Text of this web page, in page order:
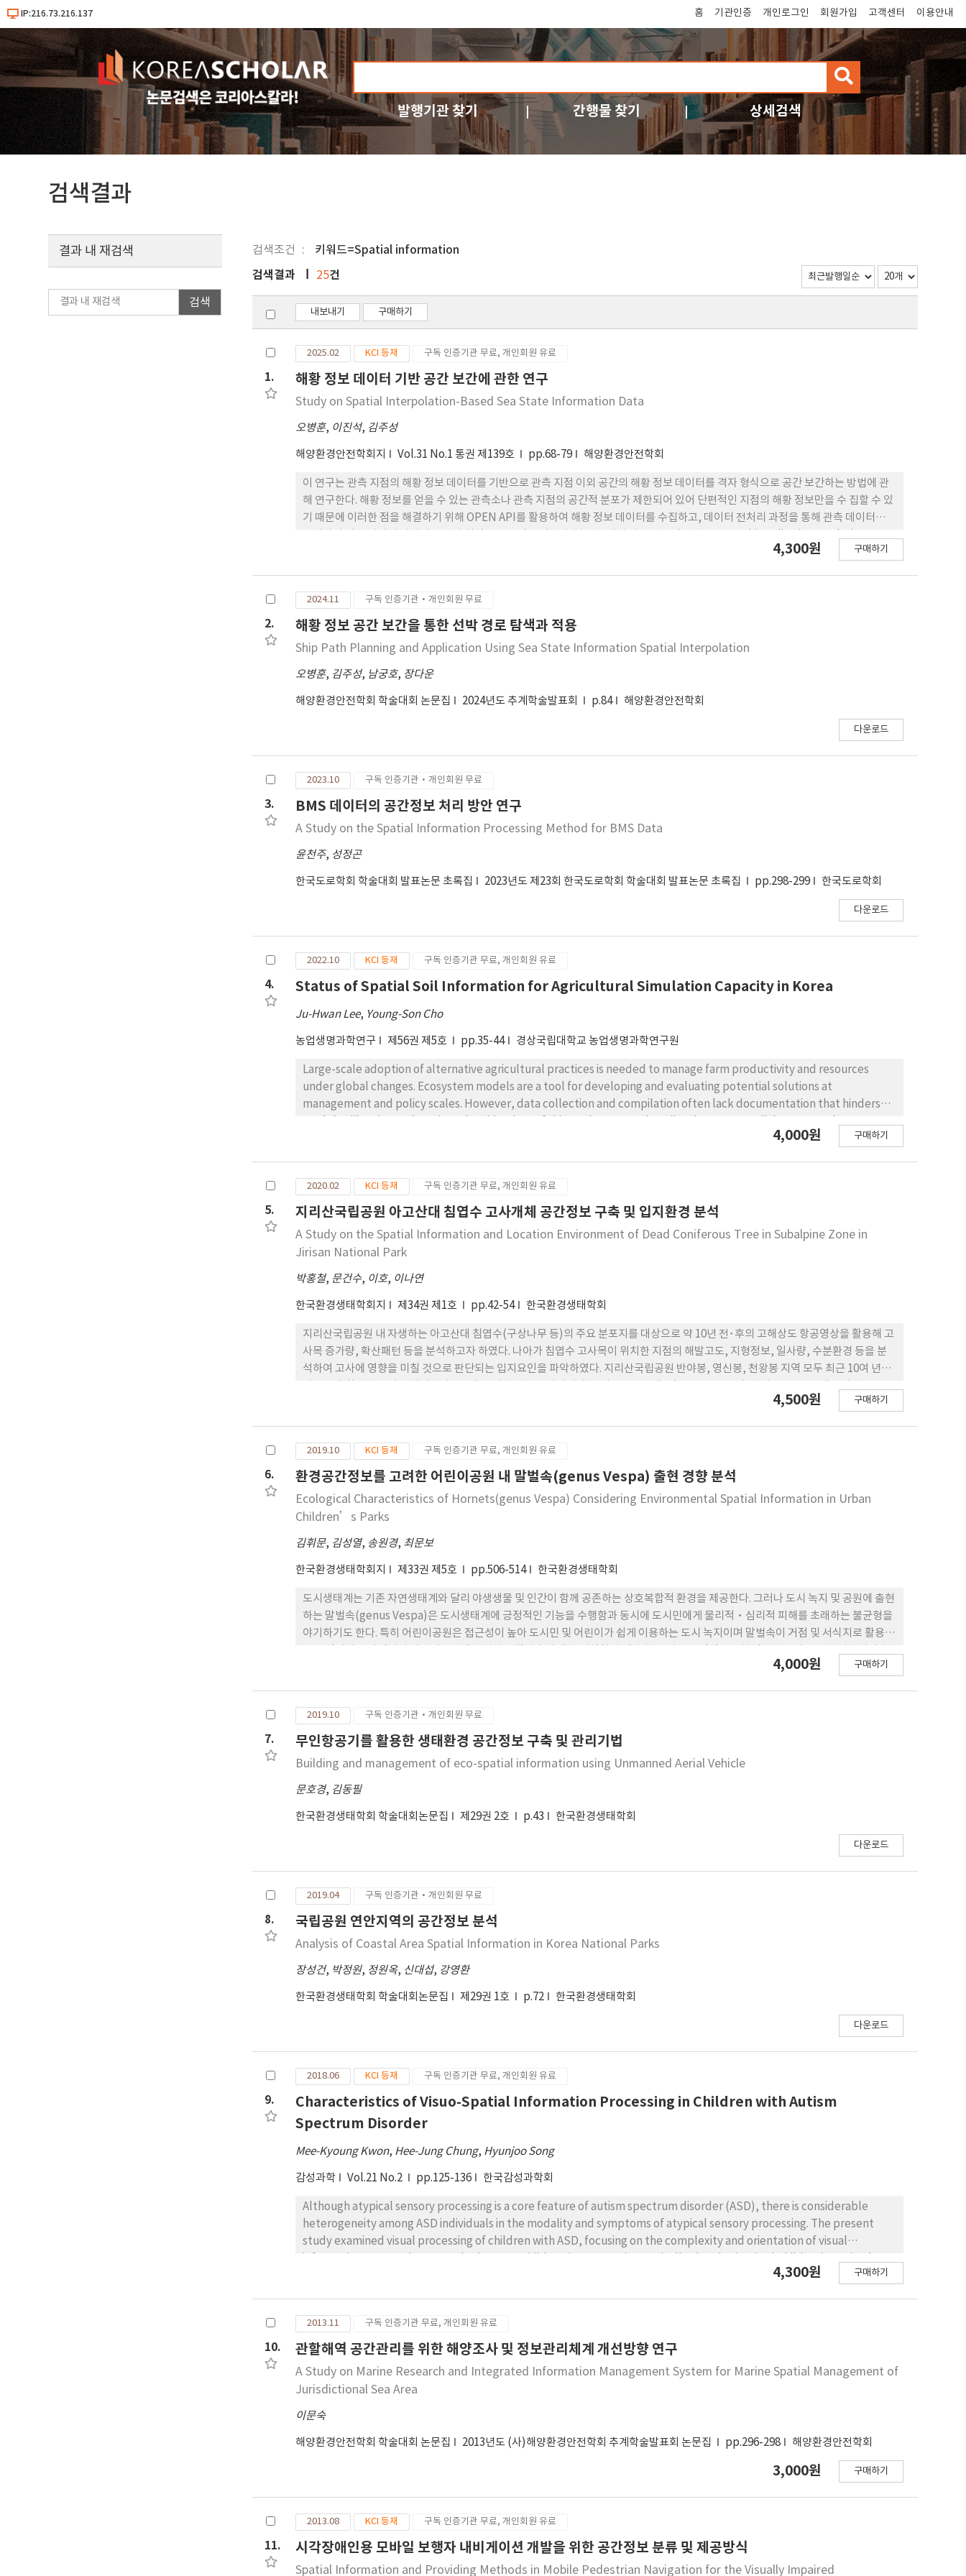
IP:216.73.216.137 홈 기관인증 개인로그인 회원가입 고객센터 이용안내
검
색
발행기관 찾기 간행물 찾기 상세검색
검색결과
검색조건 키워드=Spatial information
결과 내 재검색
검색
검색결과 25건
내보내기 구매하기
1.
2025.02 KCI 등재 구독 인증기관 무료, 개인회원 유료
해황 정보 데이터 기반 공간 보간에 관한 연구
Study on Spatial Interpolation-Based Sea State Information Data
오병훈, 이진석, 김주성
해양환경안전학회지 Vol.31 No.1 통권 제139호 pp.68-79 해양환경안전학회
이 연구는 관측 지점의 해황 정보 데이터를 기반으로 관측 지점 이외 공간의 해황 정보 데이터를 격자 형식으로 공간 보간하는 방법에 관
해 연구한다. 해황 정보를 얻을 수 있는 관측소나 관측 지점의 공간적 분포가 제한되어 있어 단편적인 지점의 해황 정보만을 수 집할 수 있
기 때문에 이러한 점을 해결하기 위해 OPEN API를 활용하여 해황 정보 데이터를 수집하고, 데이터 전처리 과정을 통해 관측 데이터가
Linear extrapolation, Kriging 3가지 방법을 사용하였고 각 보간 결과의 비교 분석을 통해 보간 결과의 정확도와 공간 보간에 활용 가
간 보 간된 데이터는 평균 풍속 및 풍향, 평균 조류 속도 및 방향 등 선박의 조종성에 영향을 미치는 요인을 정밀하게 계산하는 데 활용 가
능하 며 선박 항해 경로를 따라 영향을 받는 외력을 파악, 이를 통해 안전성과 경제성을 모두 고려한 경로 탐색에 활용할 수 있을 것으로
4,300원 구매하기
2.
2024.11 구독 인증기관·개인회원 무료
해황 정보 공간 보간을 통한 선박 경로 탐색과 적용
Ship Path Planning and Application Using Sea State Information Spatial Interpolation
오병훈, 김주성, 남궁호, 장다운
해양환경안전학회 학술대회 논문집 2024년도 추계학술발표회 p.84 해양환경안전학회
다운로드
3.
2023.10 구독 인증기관·개인회원 무료
BMS 데이터의 공간정보 처리 방안 연구
A Study on the Spatial Information Processing Method for BMS Data
윤천주, 성정곤
한국도로학회 학술대회 발표논문 초록집 2023년도 제23회 한국도로학회 학술대회 발표논문 초록집 pp.298-299 한국도로학회
다운로드
4.
2022.10 KCI 등재 구독 인증기관 무료, 개인회원 유료
Status of Spatial Soil Information for Agricultural Simulation Capacity in Korea
Ju-Hwan Lee, Young-Son Cho
농업생명과학연구 제56권 제5호 pp.35-44 경상국립대학교 농업생명과학연구원
Large-scale adoption of alternative agricultural practices is needed to manage farm productivity and resources
under global changes. Ecosystem models are a tool for developing and evaluating potential solutions at
management and policy scales. However, data collection and compilation often lack documentation that hinders
combine soil property data from various sources that are sufficient to support the use of agricultural models under
rice field systems. The results suggest that it is premature to perform site-specific simulations of farming systems
due to no direct carbon accounting and hydrological conditions of the soil. Global gridded soil information, such as
1). However, the descriptive statistics of soil properties extracted from the datasets were not in agreement.
Because the Korean agricultural land is characterized by small size (less than 1 ha) and family operation as a
management unit, it is crucial to build datasets more representative of small-size farms and relevant to the new
4,000원 구매하기
5.
2020.02 KCI 등재 구독 인증기관 무료, 개인회원 유료
지리산국립공원 아고산대 침엽수 고사개체 공간정보 구축 및 입지환경 분석
A Study on the Spatial Information and Location Environment of Dead Coniferous Tree in Subalpine Zone in
Jirisan National Park
박홍철, 문건수, 이호, 이나연
한국환경생태학회지 제34권 제1호 pp.42-54 한국환경생태학회
지리산국립공원 내 자생하는 아고산대 침엽수(구상나무 등)의 주요 분포지를 대상으로 약 10년 전･후의 고해상도 항공영상을 활용해 고
사목 증가량, 확산패턴 등을 분석하고자 하였다. 나아가 침엽수 고사목이 위치한 지점의 해발고도, 지형정보, 일사량, 수분환경 등을 분
석하여 고사에 영향을 미칠 것으로 판단되는 입지요인을 파악하였다. 지리산국립공원 반야봉, 영신봉, 천왕봉 지역 모두 최근 10여 년간
나타나 천왕봉 지역의 증가세가 비교적 빠른 것으로 확인되었다. 높은 경사도로 토양수분함량이 낮고, 남향에 위치하여 높은 일사량으로
전과 비교해도 동일한 경향이 이어지고 있는 것으로 판단된다.
4,500원 구매하기
6.
2019.10 KCI 등재 구독 인증기관 무료, 개인회원 유료
환경공간정보를 고려한 어린이공원 내 말벌속(genus Vespa) 출현 경향 분석
Ecological Characteristics of Hornets(genus Vespa) Considering Environmental Spatial Information in Urban
Children’s Parks
김휘문, 김성열, 송원경, 최문보
한국환경생태학회지 제33권 제5호 pp.506-514 한국환경생태학회
도시생태계는 기존 자연생태계와 달리 야생생물 및 인간이 함께 공존하는 상호복합적 환경을 제공한다. 그러나 도시 녹지 및 공원에 출현
하는 말벌속(genus Vespa)은 도시생태계에 긍정적인 기능을 수행함과 동시에 도시민에게 물리적·심리적 피해를 초래하는 불균형을
야기하기도 한다. 특히 어린이공원은 접근성이 높아 도시민 및 어린이가 쉽게 이용하는 도시 녹지이며 말벌속이 거점 및 서식지로 활용하
연구는 말벌속의 생활사 기간을 고려해 2018년 4월부터 11월까지 32주간 천안시 어린이공원 27개소 내 말벌트랩을 설치해 말벌
말벌속의 출현 경향을 분석하였다. 연구 기간 말벌속은 총 818개체가 포획되었으며, 종별로는 좀말벌 290개체(35.4%), 말벌 260개체
(31.8%), 꼬마장수말벌 100개체 (12.1%), 장수말벌 87개체(10.6%), 등검은말벌 81개체(9.9%) 순으로 포획되었다. 대부분의 말벌속
나, 등검은말벌 은 타 말벌속의 쇠퇴기가 이미 시작된 10월 3주차부터 80% 이상 포획되어 계절적 차이를 보여주었다. 어린이공원 입지
별 말벌속 포획 개체 수를 분석한 결과 포획량 상위 6개소에서 363개체(44.3%), 하위 6개소에서 35개체(4%)가 포획되어 확연한 차이
인 0.38과 유의한 평균간 차이를 보였으며(t=2.67*, *=p<0.05), 주변 토지이용이 초지 혹은 나지일 경우 말벌속 포획 빈도가 높은 것으
로 분석되었다. 본 연구는 도시 내 녹지 및 공원에 출현하는 말벌속의 생태적 기본 특성을 확인한 기초 연구로서 의의가 있으며, 향후 효율
4,000원 구매하기
7.
2019.10 구독 인증기관·개인회원 무료
무인항공기를 활용한 생태환경 공간정보 구축 및 관리기법
Building and management of eco-spatial information using Unmanned Aerial Vehicle
문호경, 김동필
한국환경생태학회 학술대회논문집 제29권 2호 p.43 한국환경생태학회
다운로드
8.
2019.04 구독 인증기관·개인회원 무료
국립공원 연안지역의 공간정보 분석
Analysis of Coastal Area Spatial Information in Korea National Parks
장성건, 박정원, 정원옥, 신대섭, 강영환
한국환경생태학회 학술대회논문집 제29권 1호 p.72 한국환경생태학회
다운로드
9.
2018.06 KCI 등재 구독 인증기관 무료, 개인회원 유료
Characteristics of Visuo-Spatial Information Processing in Children with Autism
Spectrum Disorder
Mee-Kyoung Kwon, Hee-Jung Chung, Hyunjoo Song
감성과학 Vol.21 No.2 pp.125-136 한국감성과학회
Although atypical sensory processing is a core feature of autism spectrum disorder (ASD), there is considerable
heterogeneity among ASD individuals in the modality and symptoms of atypical sensory processing. The present
study examined visual processing of children with ASD, focusing on the complexity and orientation of visual
orientation discrimination task involving static spatial gratings varied in complexity (simple versus complex) and
gratings. Thus, group-level differences between ASD and TD children appeared greater when gratings were
presented horizontally. Unlike ASD adult literature, however, ASD children did not show superior performance on
understanding the characteristics of ASD children and developing diagnostic tools for ASD.
4,300원 구매하기
10.
2013.11 구독 인증기관 무료, 개인회원 유료
관할해역 공간관리를 위한 해양조사 및 정보관리체계 개선방향 연구
A Study on Marine Research and Integrated Information Management System for Marine Spatial Management of
Jurisdictional Sea Area
이문숙
해양환경안전학회 학술대회 논문집 2013년도 (사)해양환경안전학회 추계학술발표회 논문집 pp.296-298 해양환경안전학회
3,000원 구매하기
11.
2013.08 KCI 등재 구독 인증기관 무료, 개인회원 유료
시각장애인용 모바일 보행자 내비게이션 개발을 위한 공간정보 분류 및 제공방식
Spatial Information and Providing Methods in Mobile Pedestrian Navigation for the Visually Impaired